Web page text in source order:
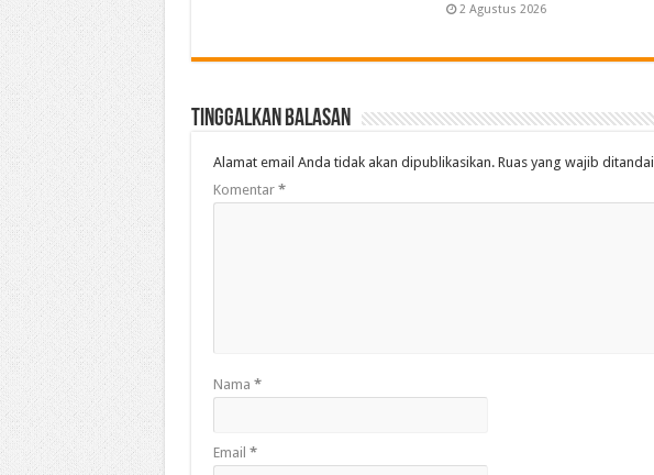
2 Agustus 2026
Tinggalkan Balasan
Alamat email Anda tidak akan dipublikasikan. Ruas yang wajib ditandai
Komentar *
Nama *
Email *